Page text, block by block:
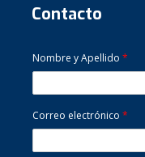
Contacto
Nombre y Apellido *
Correo electrónico *